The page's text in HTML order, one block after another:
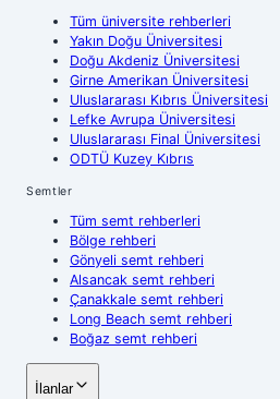
Tüm üniversite rehberleri
Yakın Doğu Üniversitesi
Doğu Akdeniz Üniversitesi
Girne Amerikan Üniversitesi
Uluslararası Kıbrıs Üniversitesi
Lefke Avrupa Üniversitesi
Uluslararası Final Üniversitesi
ODTÜ Kuzey Kıbrıs
Semtler
Tüm semt rehberleri
Bölge rehberi
Gönyeli semt rehberi
Alsancak semt rehberi
Çanakkale semt rehberi
Long Beach semt rehberi
Boğaz semt rehberi
İlanlar